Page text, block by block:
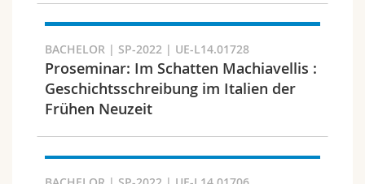
BACHELOR | SP-2022 | UE-L14.01728
Proseminar: Im Schatten Machiavellis :
Geschichtsschreibung im Italien der
Frühen Neuzeit